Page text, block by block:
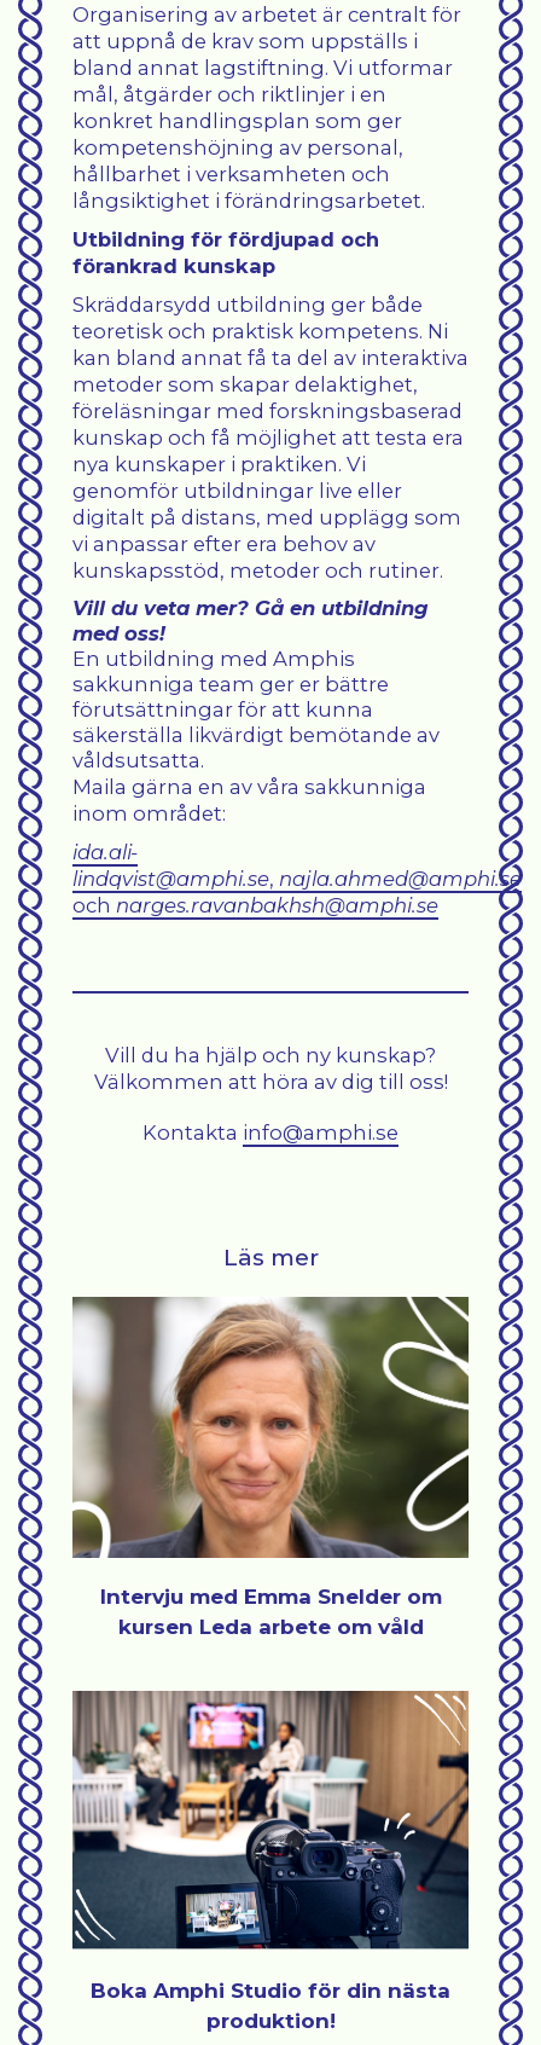
Organisering av arbetet är centralt för
att uppnå de krav som uppställs i
bland annat lagstiftning. Vi utformar
mål, åtgärder och riktlinjer i en
konkret handlingsplan som ger
kompetenshöjning av personal,
hållbarhet i verksamheten och
långsiktighet i förändringsarbetet.
Utbildning för fördjupad och
förankrad kunskap
Skräddarsydd utbildning ger både
teoretisk och praktisk kompetens. Ni
kan bland annat få ta del av interaktiva
metoder som skapar delaktighet,
föreläsningar med forskningsbaserad
kunskap och få möjlighet att testa era
nya kunskaper i praktiken. Vi
genomför utbildningar live eller
digitalt på distans, med upplägg som
vi anpassar efter era behov av
kunskapsstöd, metoder och rutiner.
Vill du veta mer? Gå en utbildning
med oss!
En utbildning med Amphis
sakkunniga team ger er bättre
förutsättningar för att kunna
säkerställa likvärdigt bemötande av
våldsutsatta.
Maila gärna en av våra sakkunniga
inom området:
ida.ali-
lindqvist@amphi.se, najla.ahmed@amphi.se
och narges.ravanbakhsh@amphi.se
Vill du ha hjälp och ny kunskap?
Välkommen att höra av dig till oss!
Kontakta info@amphi.se
Läs mer
Intervju med Emma Snelder om
kursen Leda arbete om våld
Boka Amphi Studio för din nästa
produktion!